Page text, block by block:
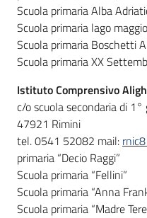
Scuola primaria Alba
Scuola primaria lago maggio
Scuola primaria Boschetti
Scuola primaria XX
Istituto Comprensivo
c/o scuola secondaria di
47921 Rimini
tel. 0541 52082 mail:
primaria “Decio Raggi”
Scuola primaria “Fellini”
Scuola primaria “Anna
Scuola primaria “Madre